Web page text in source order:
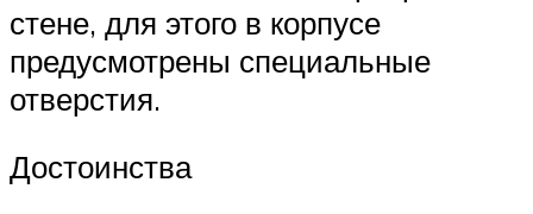
стене, для этого в корпусе
предусмотрены специальные
отверстия.
Достоинства